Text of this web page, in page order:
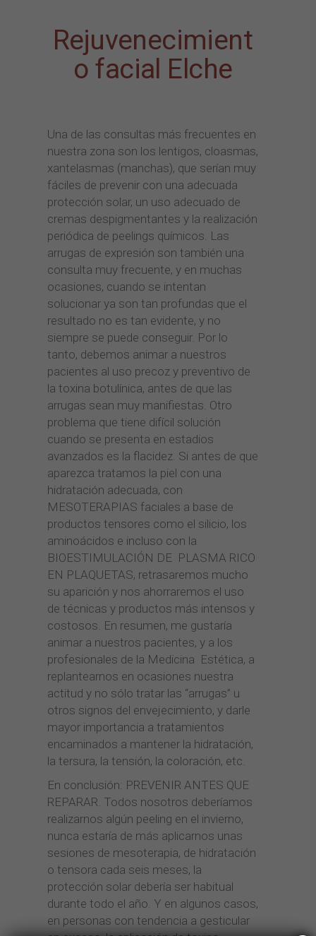
Rejuvenecimient
o facial Elche
Una de las consultas más frecuentes en
nuestra zona son los lentigos, cloasmas,
xantelasmas (manchas), que serían muy
fáciles de prevenir con una adecuada
protección solar, un uso adecuado de
cremas despigmentantes y la realización
periódica de peelings químicos. Las
arrugas de expresión son también una
consulta muy frecuente, y en muchas
ocasiones, cuando se intentan
solucionar ya son tan profundas que el
resultado no es tan evidente, y no
siempre se puede conseguir. Por lo
tanto, debemos animar a nuestros
pacientes al uso precoz y preventivo de
la toxina botulínica, antes de que las
arrugas sean muy manifiestas. Otro
problema que tiene difícil solución
cuando se presenta en estadios
avanzados es la flacidez. Si antes de que
aparezca tratamos la piel con una
hidratación adecuada, con
MESOTERAPIAS faciales a base de
productos tensores como el silicio, los
aminoácidos e incluso con la
BIOESTIMULACIÓN DE PLASMA RICO
EN PLAQUETAS, retrasaremos mucho
su aparición y nos ahorraremos el uso
de técnicas y productos más intensos y
costosos. En resumen, me gustaría
animar a nuestros pacientes, y a los
profesionales de la Medicina Estética, a
replantearnos en ocasiones nuestra
actitud y no sólo tratar las “arrugas” u
otros signos del envejecimiento, y darle
mayor importancia a tratamientos
encaminados a mantener la hidratación,
la tersura, la tensión, la coloración, etc.
En conclusión: PREVENIR ANTES QUE
REPARAR. Todos nosotros deberíamos
realizarnos algún peeling en el invierno,
nunca estaría de más aplicarnos unas
sesiones de mesoterapia, de hidratación
o tensora cada seis meses, la
protección solar debería ser habitual
durante todo el año. Y en algunos casos,
en personas con tendencia a gesticular